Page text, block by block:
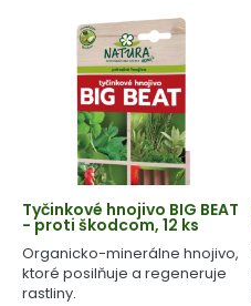
Tyčinkové hnojivo BIG BEAT
- proti škodcom, 12 ks
Organicko-minerálne hnojivo,
ktoré posilňuje a regeneruje
rastliny.